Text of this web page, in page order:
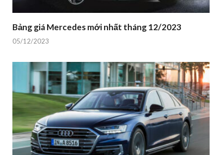
Bảng giá Mercedes mới nhất tháng 12/2023
05/12/2023